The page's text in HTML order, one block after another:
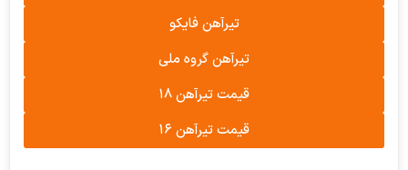
تیرآهن فایکو
تیرآهن گروه ملی
قیمت تیرآهن ۱۸
قیمت تیرآهن ۱۶